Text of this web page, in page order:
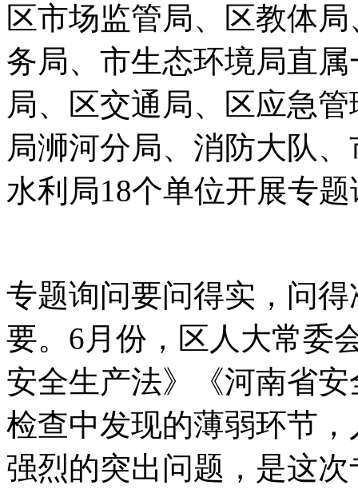
区市场监管局、区教体
务局、市生态环境局直
局、区交通局、区应急
局浉河分局、消防大队
水利局18个单位开展专
专题询问要问得实，问
要。6月份，区人大常委
安全生产法》《河南省
检查中发现的薄弱环节
强烈的突出问题，是这